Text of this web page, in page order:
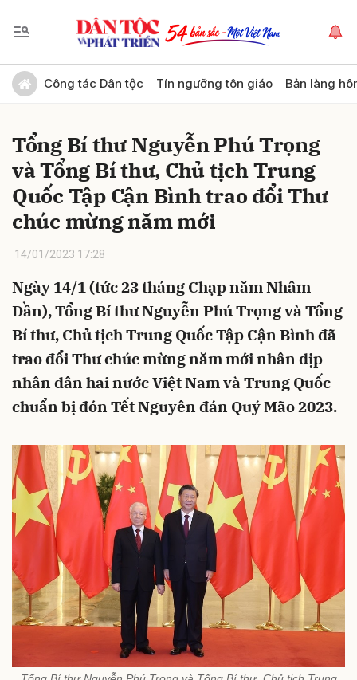
Công tác Dân tộc Tín ngưỡng tôn giáo Bản làng
Tổng Bí thư Nguyễn Phú Trọng
và Tổng Bí thư, Chủ tịch Trung
Quốc Tập Cận Bình trao đổi Thư
chúc mừng năm mới
14/01/2023 17:28
Ngày 14/1 (tức 23 tháng Chạp năm Nhâm
Dần), Tổng Bí thư Nguyễn Phú Trọng và Tổng
Bí thư, Chủ tịch Trung Quốc Tập Cận Bình đã
trao đổi Thư chúc mừng năm mới nhân dịp
nhân dân hai nước Việt Nam và Trung Quốc
chuẩn bị đón Tết Nguyên đán Quý Mão 2023.
Gửi bình luận